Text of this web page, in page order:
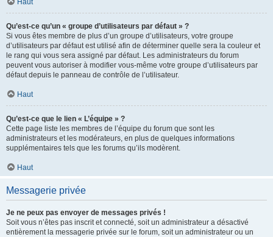
Haut
Qu’est-ce qu’un « groupe d’utilisateurs par défaut » ?
Si vous êtes membre de plus d’un groupe d’utilisateurs, votre groupe
d’utilisateurs par défaut est utilisé afin de déterminer quelle sera la couleur et
le rang qui vous sera assigné par défaut. Les administrateurs du forum
peuvent vous autoriser à modifier vous-même votre groupe d’utilisateurs par
défaut depuis le panneau de contrôle de l’utilisateur.
Haut
Qu’est-ce que le lien « L’équipe » ?
Cette page liste les membres de l’équipe du forum que sont les
administrateurs et les modérateurs, en plus de quelques informations
supplémentaires tels que les forums qu’ils modèrent.
Haut
Messagerie privée
Je ne peux pas envoyer de messages privés !
Soit vous n’êtes pas inscrit et connecté, soit un administrateur a désactivé
entièrement la messagerie privée sur le forum, soit un administrateur ou un